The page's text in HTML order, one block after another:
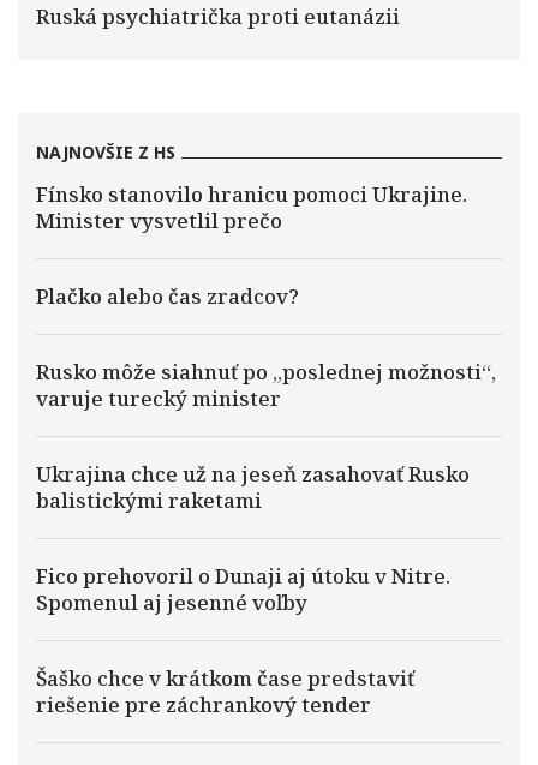
Ruská psychiatrička proti eutanázii
NAJNOVŠIE Z HS
Fínsko stanovilo hranicu pomoci Ukrajine.
Minister vysvetlil prečo
Plačko alebo čas zradcov?
Rusko môže siahnuť po „poslednej možnosti“,
varuje turecký minister
Ukrajina chce už na jeseň zasahovať Rusko
balistickými raketami
Fico prehovoril o Dunaji aj útoku v Nitre.
Spomenul aj jesenné voľby
Šaško chce v krátkom čase predstaviť
riešenie pre záchrankový tender